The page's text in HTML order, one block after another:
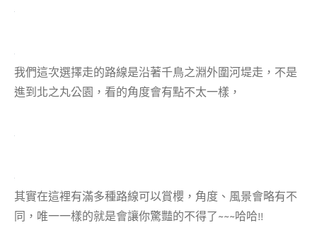
我們這次選擇走的路線是沿著千鳥之淵外圍河堤走，不是
進到北之丸公園，看的角度會有點不太一樣，
其實在這裡有滿多種路線可以賞櫻，角度、風景會略有不
同，唯一一樣的就是會讓你驚豔的不得了~~~哈哈!!